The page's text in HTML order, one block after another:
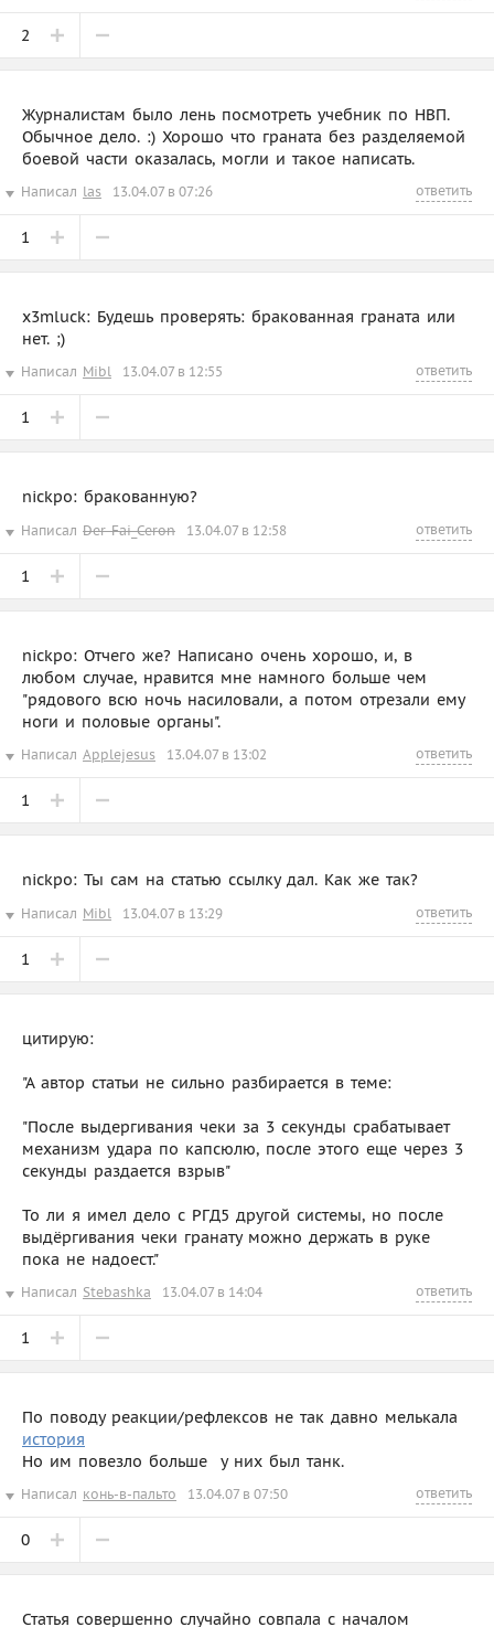
2
Журналистам было лень посмотреть учебник по НВП.
Обычное дело. :) Хорошо что граната без разделяемой
боевой части оказалась, могли и такое написать.
Написал las 13.04.07 в 07:26 ответить
1
x3mluck: Будешь проверять: бракованная граната или
нет. ;)
Написал Mibl 13.04.07 в 12:55 ответить
1
nickpo: бракованную?
Написал Der-Fai_Ceron 13.04.07 в 12:58 ответить
1
nickpo: Отчего же? Написано очень хорошо, и, в
любом случае, нравится мне намного больше чем
"рядового всю ночь насиловали, а потом отрезали ему
ноги и половые органы".
Написал Applejesus 13.04.07 в 13:02 ответить
1
nickpo: Ты сам на статью ссылку дал. Как же так?
Написал Mibl 13.04.07 в 13:29 ответить
1
цитирую:
"А автор статьи не сильно разбирается в теме:
"После выдергивания чеки за 3 секунды срабатывает
механизм удара по капсюлю, после этого еще через 3
секунды раздается взрыв"
То ли я имел дело с РГД5 другой системы, но после
выдёргивания чеки гранату можно держать в руке
пока не надоест."
Написал Stebashka 13.04.07 в 14:04 ответить
1
По поводу реакции/рефлексов не так давно мелькала
история
Но им повезло больше  у них был танк.
Написал конь-в-пальто 13.04.07 в 07:50 ответить
0
Статья совершенно случайно совпала с началом